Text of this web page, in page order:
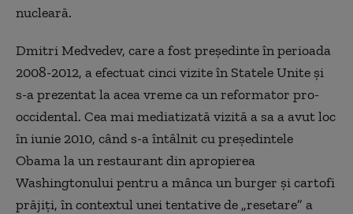
nucleară.
Dmitri Medvedev, care a fost preşedinte în perioada
2008-2012, a efectuat cinci vizite în Statele Unite şi
s-a prezentat la acea vreme ca un reformator pro-
occidental. Cea mai mediatizată vizită a sa a avut loc
în iunie 2010, când s-a întâlnit cu preşedintele
Obama la un restaurant din apropierea
Washingtonului pentru a mânca un burger şi cartofi
prăjiţi, în contextul unei tentative de „resetare” a